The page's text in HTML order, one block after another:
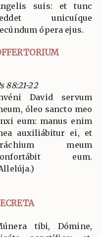
suis: et tunc
unicuíque
ópera ejus.
88:21-22
David servum
óleo sancto meo
eum: manus enim
auxiliábitur ei, et
meum
eum.
tibi, Dómine,